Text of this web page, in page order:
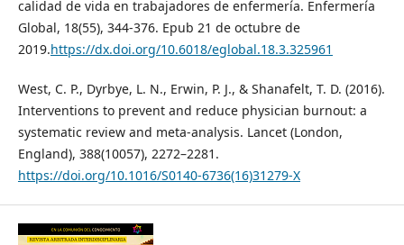
calidad de vida en trabajadores de enfermería. Enfermería
Global, 18(55), 344-376. Epub 21 de octubre de
2019.https://dx.doi.org/10.6018/eglobal.18.3.325961
West, C. P., Dyrbye, L. N., Erwin, P. J., & Shanafelt, T. D. (2016).
Interventions to prevent and reduce physician burnout: a
systematic review and meta-analysis. Lancet (London,
England), 388(10057), 2272–2281.
https://doi.org/10.1016/S0140-6736(16)31279-X